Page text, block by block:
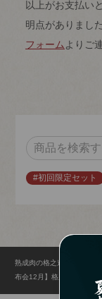
以上がお支払い
明点がありまし
フォーム よりご
#初回限定セット
熟成肉の格之進 門崎熟
布会12月】格之進ハンバ